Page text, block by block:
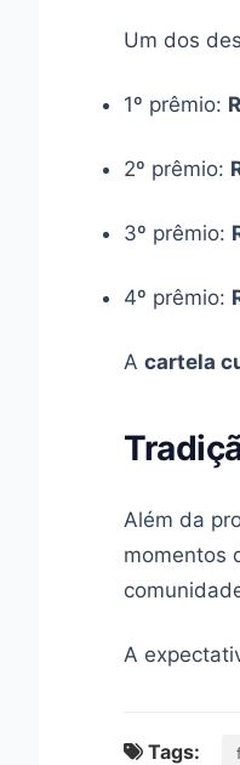
Um dos
1º prêmio:
2º prêmio:
3º prêmio:
4º prêmio:
A cartela
Além da
momentos
A
Tags: